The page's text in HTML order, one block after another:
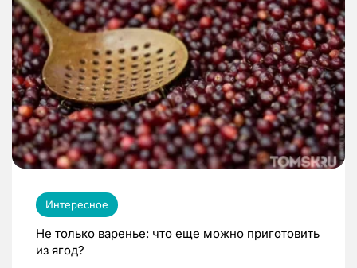
Интересное
Не только варенье: что еще можно приготовить
из ягод?